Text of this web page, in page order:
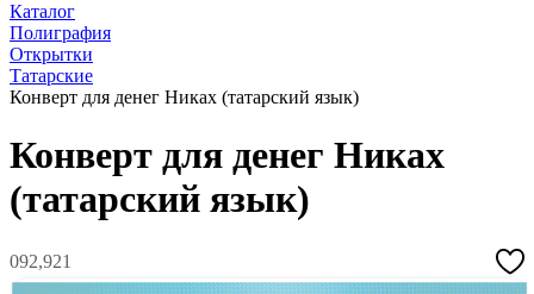
Каталог
Полиграфия
Открытки
Татарские
Конверт для денег Никах (татарский язык)
Конверт для денег Никах
(татарский язык)
092,921